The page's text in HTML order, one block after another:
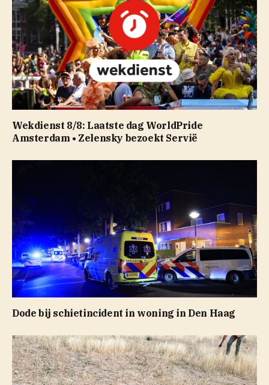
Wekdienst 8/8: Laatste dag WorldPride
Amsterdam • Zelensky bezoekt Servië
Dode bij schietincident in woning in Den Haag